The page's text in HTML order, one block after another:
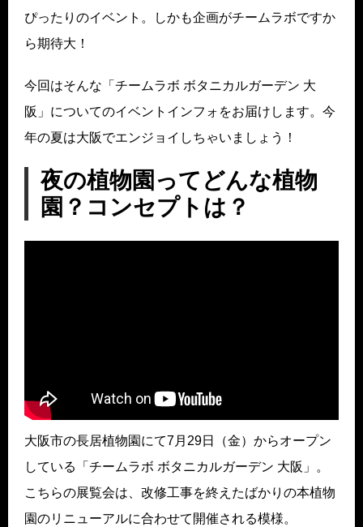
ぴったりのイベント。しかも企画がチームラボですか
ら期待大！
今回はそんな「チームラボ ボタニカルガーデン 大
阪」についてのイベントインフォをお届けします。今
年の夏は大阪でエンジョイしちゃいましょう！
夜の植物園ってどんな植物
園？コンセプトは？
大阪市の長居植物園にて7月29日（金）からオープン
している「チームラボ ボタニカルガーデン 大阪」。
こちらの展覧会は、改修工事を終えたばかりの本植物
園のリニューアルに合わせて開催される模様。